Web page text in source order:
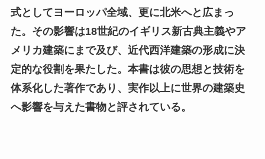
式としてヨーロッパ全域、更に北米へと広まっ
た。その影響は18世紀のイギリス新古典主義やア
メリカ建築にまで及び、近代西洋建築の形成に決
定的な役割を果たした。本書は彼の思想と技術を
体系化した著作であり、実作以上に世界の建築史
へ影響を与えた書物と評されている。